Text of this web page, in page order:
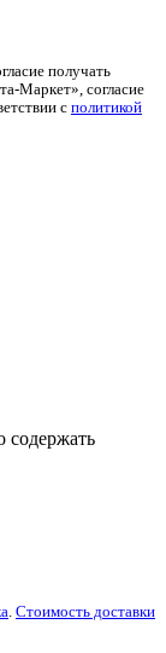
получать
Маркет», согласие
с политикой
содержать
Стоимость доставки